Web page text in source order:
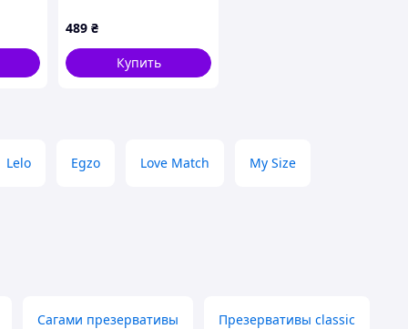
489 ₴
Купить
Lelo Egzo Love Match My Size
Сагами презервативы Презервативы classic